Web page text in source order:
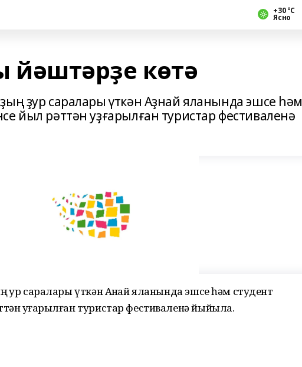
+30 °С
Ясно
йәштәрҙе көтә
ҙур саралары үткән Аҙнай яланында эшсе һәм
йыл рәттән уҙғарылған туристар фестиваленә
ҙур саралары үткән Аҙнай яланында эшсе һәм студент
уҙғарылған туристар фестиваленә йыйыла.